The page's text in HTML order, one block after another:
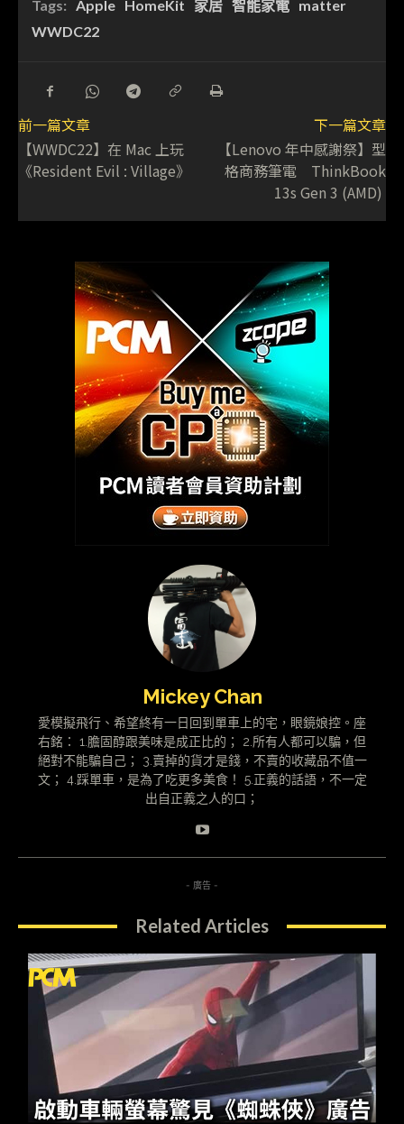
Tags: Apple HomeKit 家居 智能家電 matter
WWDC22
前一篇文章
【WWDC22】在 Mac 上玩
《Resident Evil : Village》
下一篇文章
【Lenovo 年中感謝祭】型
格商務筆電 ThinkBook
13s Gen 3 (AMD)
Mickey Chan
愛模擬飛行、希望終有一日回到單車上的宅，眼鏡娘控。座
右銘： 1.膽固醇跟美味是成正比的； 2.所有人都可以騙，但
絕對不能騙自己； 3.賣掉的貨才是錢，不賣的收藏品不值一
文； 4.踩單車，是為了吃更多美食！ 5.正義的話語，不一定
出自正義之人的口；
- 廣告 -
Related Articles